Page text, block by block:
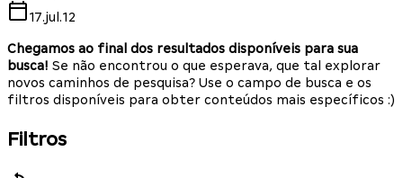
17.jul.12
Chegamos ao final dos resultados disponíveis para sua
busca! Se não encontrou o que esperava, que tal explorar
novos caminhos de pesquisa? Use o campo de busca e os
filtros disponíveis para obter conteúdos mais específicos :)
Filtros